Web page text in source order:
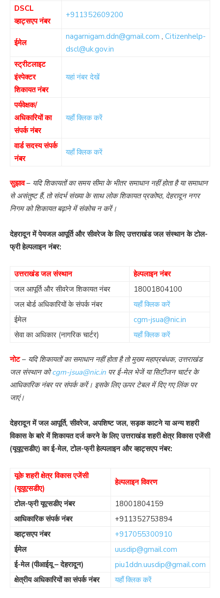
DSCL
व्हाट्सएप नंबर
+911352609200
ईमेल
nagarnigam.ddn@gmail.com , Citizenhelp-
dscl@uk.gov.in
स्ट्रीटलाइट
इंस्पेक्टर
शिकायत नंबर
यहां नंबर देखें
पर्यवेक्षक/
अधिकारियों का
संपर्क नंबर
यहाँ क्लिक करें
वार्ड सदस्य संपर्क
नंबर
यहाँ क्लिक करें
सुझाव – यदि शिकायतों का समय सीमा के भीतर समाधान नहीं होता है या समाधान
से असंतुष्ट हैं, तो संदर्भ संख्या के साथ लोक शिकायत प्रकोष्ठ, देहरादून नगर
निगम को शिकायत बढ़ाने में संकोच न करें।
देहरादून में पेयजल आपूर्ति और सीवरेज के लिए उत्तराखंड जल संस्थान के टोल-
फ्री हेल्पलाइन नंबर:
उत्तराखंड जल संस्थान
हेल्पलाइन नंबर
जल आपूर्ति और सीवरेज शिकायत नंबर
18001804100
जल बोर्ड अधिकारियों के संपर्क नंबर
यहाँ क्लिक करें
ईमेल
cgm-jsua@nic.in
सेवा का अधिकार (नागरिक चार्टर)
यहाँ क्लिक करें
नोट – यदि शिकायतों का समाधान नहीं होता है तो मुख्य महाप्रबंधक, उत्तराखंड
जल संस्थान कोcgm-jsua@nic.in पर ई-मेल भेजें या सिटीजन चार्टर के
आधिकारिक नंबर पर संपर्क करें। इसके लिए ऊपर टेबल में दिए गए लिंक पर
जाएं।
देहरादून में जल आपूर्ति, सीवरेज, अपशिष्ट जल, सड़क काटने या अन्य शहरी
विकास के बारे में शिकायत दर्ज करने के लिए उत्तराखंड शहरी क्षेत्र विकास एजेंसी
(यूयूएसडीए) का ई-मेल, टोल-फ्री हेल्पलाइन और व्हाट्सएप नंबर:
यूके शहरी क्षेत्र विकास एजेंसी
(यूयूएसडीए)
हेल्पलाइन विवरण
टोल-फ्री यूएसडीए नंबर
18001804159
आधिकारिक संपर्क नंबर
+911352753894
व्हाट्सएप नंबर
+917055300910
ईमेल
uusdip@gmail.com
ई-मेल (पीआईयू – देहरादून)
piu1ddn.uusdip@gmail.com
क्षेत्रीय अधिकारियों का संपर्क नंबर
यहाँ क्लिक करें